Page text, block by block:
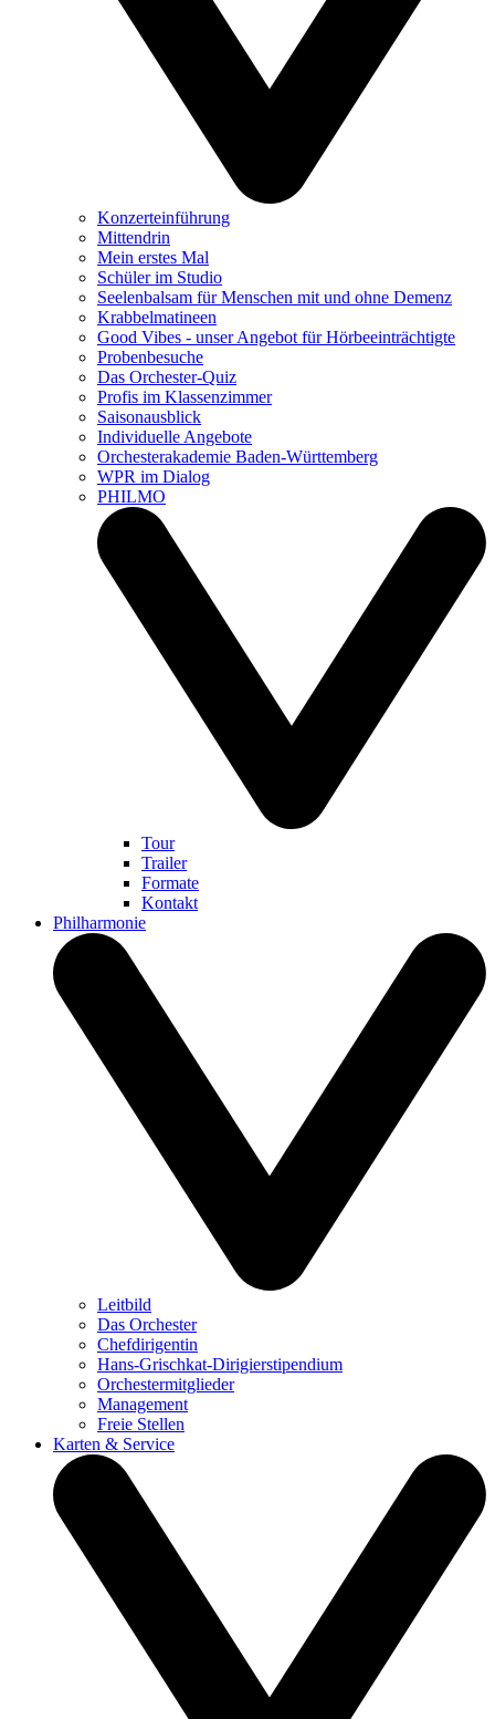
Konzerteinführung
Mittendrin
Mein erstes Mal
Schüler im Studio
Seelenbalsam für Menschen mit und ohne Demenz
Krabbelmatineen
Good Vibes - unser Angebot für Hörbeeinträchtigte
Probenbesuche
Das Orchester-Quiz
Profis im Klassenzimmer
Saisonausblick
Individuelle Angebote
Orchesterakademie Baden-Württemberg
WPR im Dialog
PHILMO
Tour
Trailer
Formate
Kontakt
Philharmonie
Leitbild
Das Orchester
Chefdirigentin
Hans-Grischkat-Dirigierstipendium
Orchestermitglieder
Management
Freie Stellen
Karten & Service